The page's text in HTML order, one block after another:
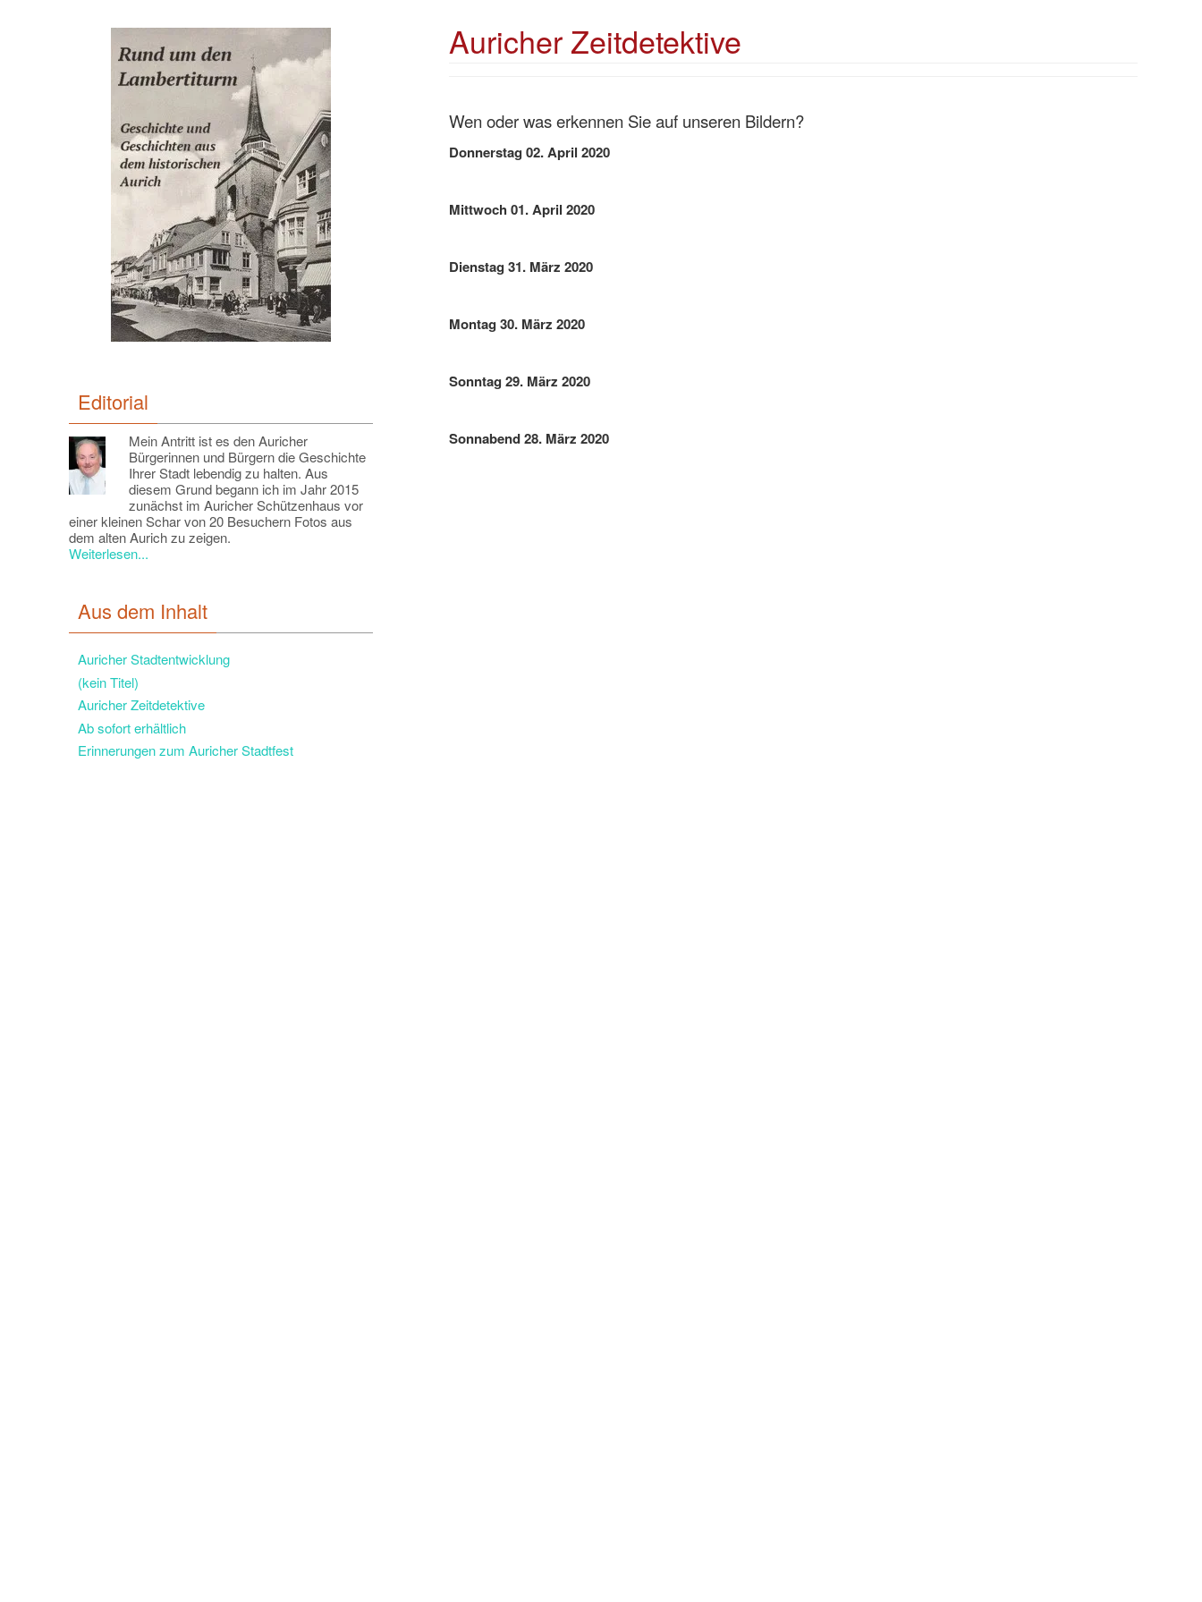
Auricher Zeitdetektive
Wen oder was erkennen Sie auf unseren Bildern?
Donnerstag 02. April 2020
Mittwoch 01. April 2020
Dienstag 31. März 2020
Montag 30. März 2020
Sonntag 29. März 2020
Sonnabend 28. März 2020
Editorial
Mein Antritt ist es den Auricher
Bürgerinnen und Bürgern die Geschichte
Ihrer Stadt lebendig zu halten. Aus
diesem Grund begann ich im Jahr 2015
zunächst im Auricher Schützenhaus vor
einer kleinen Schar von 20 Besuchern Fotos aus
dem alten Aurich zu zeigen.
Weiterlesen...
Aus dem Inhalt
Auricher Stadtentwicklung
(kein Titel)
Auricher Zeitdetektive
Ab sofort erhältlich
Erinnerungen zum Auricher Stadtfest